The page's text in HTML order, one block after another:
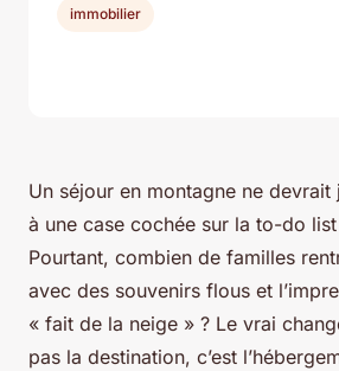
Un séjour en montagne ne devrait
à une case cochée sur la to-do
Pourtant, combien de familles
avec des souvenirs flous et
« fait de la neige » ? Le vrai
pas la destination, c’est
immobilier